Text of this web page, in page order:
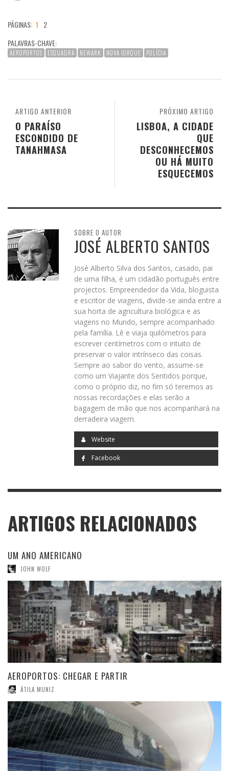
PÁGINAS: 1 2
PALAVRAS-CHAVE:
AEROPORTOS ESQUADRA NEWARK NOVA IORQUE POLÍCIA
PRÓXIMO ARTIGO
LISBOA, A CIDADE
QUE
DESCONHECEMOS
OU HÁ MUITO
ESQUECEMOS
ARTIGO ANTERIOR
O PARAÍSO
ESCONDIDO DE
TANAHMASA
SOBRE O AUTOR
JOSÉ ALBERTO SANTOS
José Alberto Silva dos Santos, casado, pai
de uma filha, é um cidadão português entre
projectos. Empreendedor da Vida, bloguista
e escritor de viagens, divide-se ainda entre a
sua horta de agricultura biológica e as
viagens no Mundo, sempre acompanhado
pela família. Lê e viaja quilómetros para
escrever centímetros com o intuito de
preservar o valor intrínseco das coisas.
Sempre ao sabor do vento, assume-se
como um Viajante dos Sentidos porque,
como o próprio diz, no fim só teremos as
nossas recordações e elas serão a
bagagem de mão que nos acompanhará na
derradeira viagem.
Website
Facebook
ARTIGOS RELACIONADOS
UM ANO AMERICANO
JOHN WOLF
AEROPORTOS: CHEGAR E PARTIR
ÁTILA MUNIZ